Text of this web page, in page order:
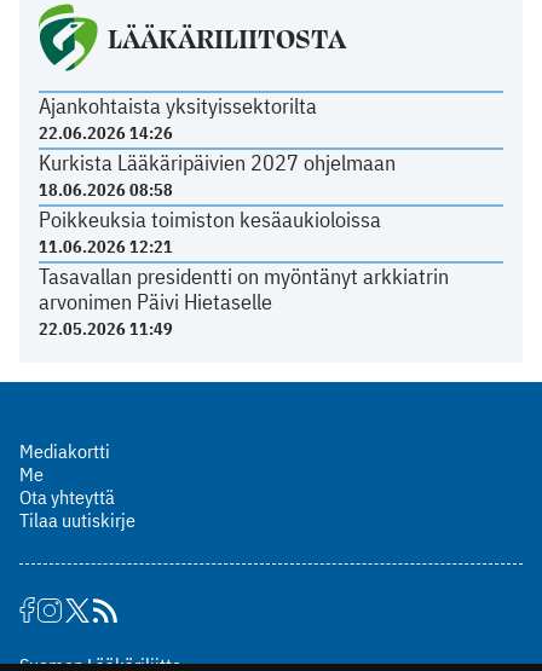
LÄÄKÄRILIITOSTA
Ajankohtaista yksityissektorilta
22.06.2026 14:26
Kurkista Lääkäripäivien 2027 ohjelmaan
18.06.2026 08:58
Poikkeuksia toimiston kesäaukioloissa
11.06.2026 12:21
Tasavallan presidentti on myöntänyt arkkiatrin
arvonimen Päivi Hietaselle
22.05.2026 11:49
Mediakortti
Me
Ota yhteyttä
Tilaa uutiskirje
Suomen Lääkäriliitto